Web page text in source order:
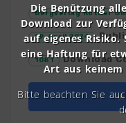
Bergverlag Rother
19. April 2024
1081 Download
Die Benützung
Download zur
auf eigenes Risiko.
eine Haftung für
Art aus keinem
Bitte beachten Sie